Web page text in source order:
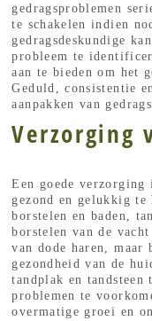
gedragsproblemen
te schakelen indien
gedragsdeskundige
probleem te
aan te bieden om het
Geduld, consistentie
aanpakken van
Verzorging
Een goede
gezond en gelukkig
borstelen en baden,
borstelen van de
van dode haren, maar
gezondheid van de
tandplak en tandsteen
problemen te
overmatige groei en